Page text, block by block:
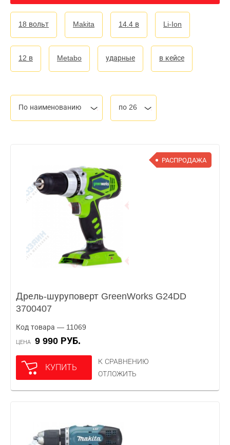
18 вольт Makita 14.4 в Li-Ion
12 в Metabo ударные в кейсе
По наименованию по 26
РАСПРОДАЖА
Дрель-шуруповерт GreenWorks G24DD
3700407
Код товара — 11069
ЦЕНА 9 990 РУБ.
КУПИТЬ
К СРАВНЕНИЮ
ОТЛОЖИТЬ